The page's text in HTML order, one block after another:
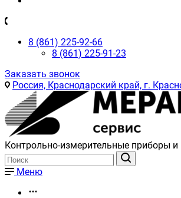
8 (861) 225-92-66
8 (861) 225-91-23
Заказать звонок
Россия, Краснодарский край, г.
Контрольно-измерительные приборы
Меню